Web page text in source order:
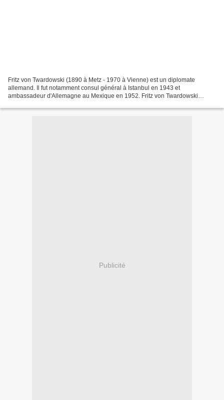
Fritz von Twardowski (1890 à Metz - 1970 à Vienne) est un diplomate
allemand. Il fut notamment consul général à Istanbul en 1943 et
ambassadeur d'Allemagne au Mexique en 1952. Fritz von Twardowski
Publicité